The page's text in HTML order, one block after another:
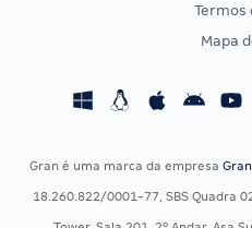
Concursos Fiscais
Concursos Saúde
Termos
Mapa
Gran é uma marca da empresa
18.260.822/0001-77, SBS Quadra